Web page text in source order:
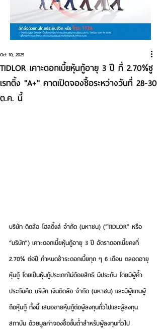
TIDLOR เคาะดอกเบี้ยหุ้นกู้อายุ 3 ปี ที่ 2.70%ชู
เรทติ้ง "A+" คาดเปิดจองซื้อระหว่างวันที่ 28-30
ต.ค. นี้
Oct 10, 2025
บริษัท ติดล้อ โฮลดิ้งส์ จำกัด (มหาชน) (“TIDLOR” หรือ
“บริษัท”) เคาะดอกเบี้ยหุ้นกู้อายุ 3 ปี อัตราดอกเบี้ยคงที่
2.70% ต่อปี กำหนดชำระดอกเบี้ยทุก ๆ 6 เดือน ตลอดอายุ
หุ้นกู้ โดยเป็นหุ้นกู้ประเภทไม่ด้อยสิทธิ มีประกัน โดยมีผู้ค้ำ
ประกันคือ บริษัท เงินติดล้อ จำกัด (มหาชน) และมีผู้แทนผู้
ถือหุ้นกู้ ทั้งนี้ เสนอขายหุ้นกู้ต่อผู้ลงทุนทั่วไปและผู้ลงทุน
สถาบัน ด้วยมูลค่าจองซื้อขั้นต่ำสำหรับผู้ลงทุนทั่วไป